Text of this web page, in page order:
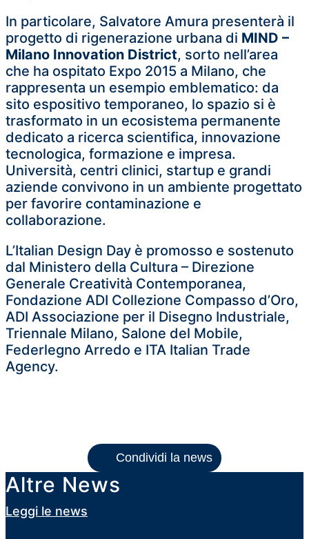
In particolare, Salvatore Amura presenterà il
progetto di rigenerazione urbana di MIND –
Milano Innovation District, sorto nell’area
che ha ospitato Expo 2015 a Milano, che
rappresenta un esempio emblematico: da
sito espositivo temporaneo, lo spazio si è
trasformato in un ecosistema permanente
dedicato a ricerca scientifica, innovazione
tecnologica, formazione e impresa.
Università, centri clinici, startup e grandi
aziende convivono in un ambiente progettato
per favorire contaminazione e
collaborazione.
L’Italian Design Day è promosso e sostenuto
dal Ministero della Cultura – Direzione
Generale Creatività Contemporanea,
Fondazione ADI Collezione Compasso d’Oro,
ADI Associazione per il Disegno Industriale,
Triennale Milano, Salone del Mobile,
Federlegno Arredo e ITA Italian Trade
Agency.
Condividi la news
Altre News
Leggi le news